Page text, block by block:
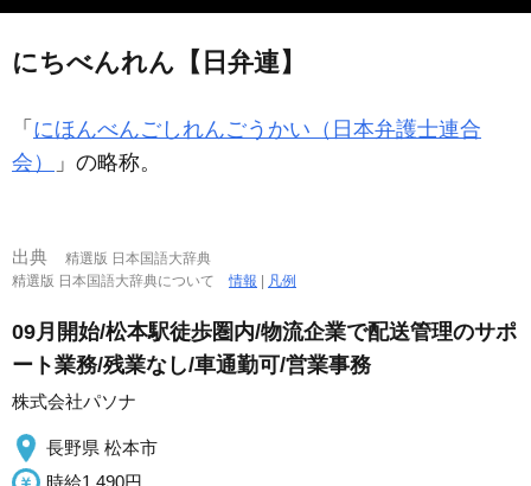
にちべんれん【日弁連】
「 にほんべんごしれんごうかい（日本弁護士連合
会）
」の略称。
出典
精選版 日本国語大辞典
精選版 日本国語大辞典について情報 | 凡例
09月開始/松本駅徒歩圏内/物流企業で配送管理のサポ
ート業務/残業なし/車通勤可/営業事務
株式会社パソナ
長野県 松本市
時給1,490円